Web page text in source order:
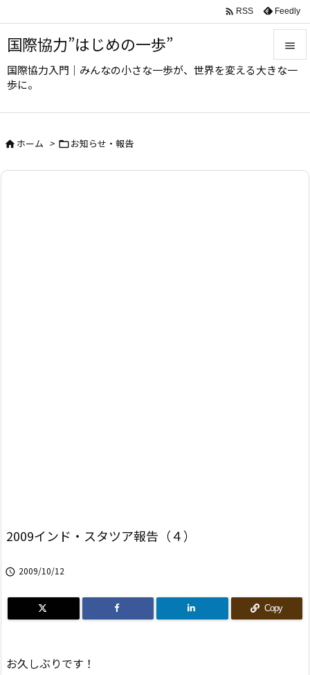
国際協力”はじめの一歩”
国際協力入門｜みんなの小さな一歩が、世界を変える大きな一
歩に。



 RSS Feedly
ホーム > お知らせ・報告
2009インド・スタツア報告（４）
 2009/10/12
Copy
お久しぶりです！